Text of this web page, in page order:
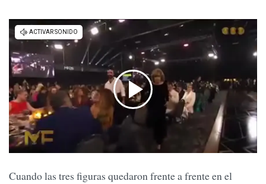
Cuando las tres figuras quedaron frente a frente en el